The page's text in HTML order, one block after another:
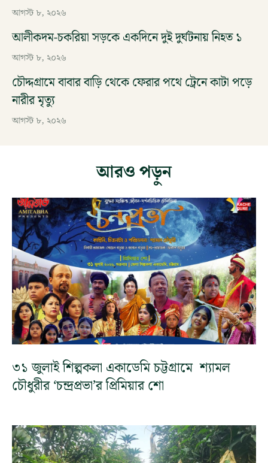
আগস্ট ৮, ২০২৬
আলীকদম-চকরিয়া সড়কে একদিনে দুই দুর্ঘটনায় নিহত ১
আগস্ট ৮, ২০২৬
চৌদ্দগ্রামে বাবার বাড়ি থেকে ফেরার পথে ট্রেনে কাটা পড়ে
নারীর মৃত্যু
আগস্ট ৮, ২০২৬
আরও পড়ুন
৩১ জুলাই শিল্পকলা একাডেমি চট্টগ্রামে শ্যামল
চৌধুরীর ‘চন্দ্রপ্রভা’র প্রিমিয়ার শো